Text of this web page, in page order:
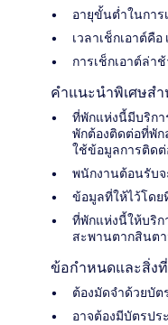
อายุขั้นต่ำในการ
เวลาเช็กเอาต์คือ
การเช็กเอาต์ล่า
คำแนะนำพิเศษส
ที่พักแห่งนี้มีบริกา
พักต้องติดต่อที่พัก
ใช้ข้อมูลการติดต่
พนักงานต้อนรับจ
ข้อมูลที่ให้ไว้โดย
ที่พักแห่งนี้ให้บริก
สะพานตากสินต
ข้อกำหนดและสิ่ง
ต้องมัดจำด้วยบัต
อาจต้องมีบัตรปร